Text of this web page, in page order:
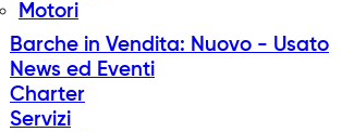
Motori
Barche in Vendita: Nuovo - Usato
News ed Eventi
Charter
Servizi